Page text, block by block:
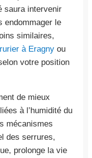
saura intervenir
endommager le
similaires,
à Eragny ou
votre position
de mieux
à l’humidité du
mécanismes
des serrures,
prolonge la vie